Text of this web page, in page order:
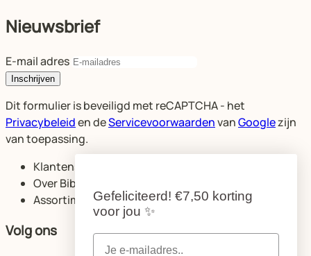
Nieuwsbrief
E-mail adres
Inschrijven
Dit formulier is beveiligd met reCAPTCHA - het
Privacybeleiden deServicevoorwaardenvanGooglezijn
van toepassing.
Klantenservice
Over Bibelotte
Assortiment
Volg ons
Gefeliciteerd! €7,50 korting
voor jou ✨